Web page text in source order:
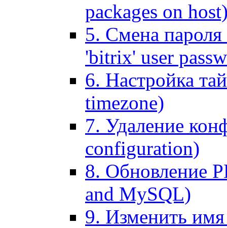
packages on
5. Смена пароля
'bitrix' user
6. Настройка
timezone)
7. Удаление
configuration)
8. Обновление
and MySQL)
9. Изменить имя